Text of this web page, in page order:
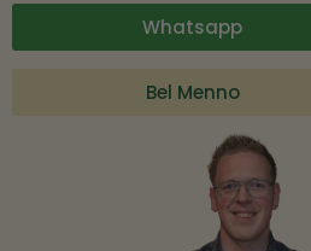
Whatsapp
Bel Menno